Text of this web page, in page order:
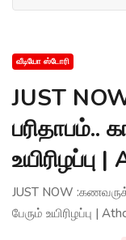
வீடியோ ஸ்டோரி
JUST
பரிதாபம்..
JUST NOW
பேரும் உயிரிழப்பு |